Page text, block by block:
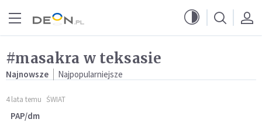
#masakra w teksasie
Najnowsze Najpopularniejsze
4 lata temu ŚWIAT
PAP/dm